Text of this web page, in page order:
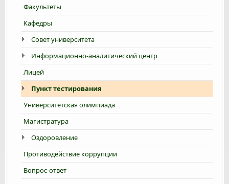
Факультеты
Кафедры
Совет университета
Информационно-аналитический центр
Лицей
Пункт тестирования
Университетская олимпиада
Магистратура
Оздоровление
Противодействие коррупции
Вопрос-ответ